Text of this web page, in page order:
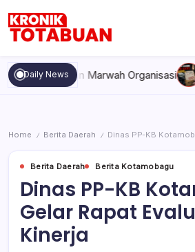
content
Totabuan
hari
ini
Kronik
Daily News
dan Marwah Organisasi
Home / Berita Daerah / Dinas PP-KB
Berita Daerah Berita Kotamobagu
Dinas PP-KB
Gelar Rapat
Kinerja